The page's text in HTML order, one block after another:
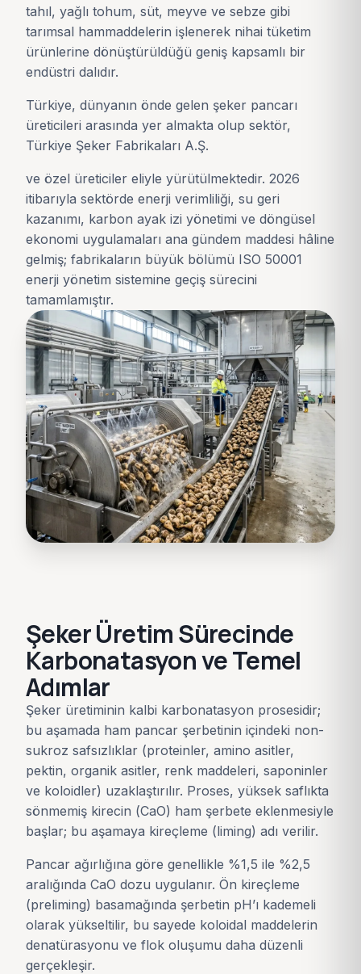
tahıl, yağlı tohum, süt, meyve ve sebze gibi
tarımsal hammaddelerin işlenerek nihai tüketim
ürünlerine dönüştürüldüğü geniş kapsamlı bir
endüstri dalıdır.
Türkiye, dünyanın önde gelen şeker pancarı
üreticileri arasında yer almakta olup sektör,
Türkiye Şeker Fabrikaları A.Ş.
ve özel üreticiler eliyle yürütülmektedir. 2026
itibarıyla sektörde enerji verimliliği, su geri
kazanımı, karbon ayak izi yönetimi ve döngüsel
ekonomi uygulamaları ana gündem maddesi hâline
gelmiş; fabrikaların büyük bölümü ISO 50001
enerji yönetim sistemine geçiş sürecini
tamamlamıştır.
Şeker Üretim Sürecinde
Karbonatasyon ve Temel
Adımlar
Şeker üretiminin kalbi karbonatasyon prosesidir;
bu aşamada ham pancar şerbetinin içindeki non-
sukroz safsızlıklar (proteinler, amino asitler,
pektin, organik asitler, renk maddeleri, saponinler
ve koloidler) uzaklaştırılır. Proses, yüksek saflıkta
sönmemiş kirecin (CaO) ham şerbete eklenmesiyle
başlar; bu aşamaya kireçleme (liming) adı verilir.
Pancar ağırlığına göre genellikle %1,5 ile %2,5
aralığında CaO dozu uygulanır. Ön kireçleme
(preliming) basamağında şerbetin pH’ı kademeli
olarak yükseltilir, bu sayede koloidal maddelerin
denatürasyonu ve flok oluşumu daha düzenli
gerçekleşir.